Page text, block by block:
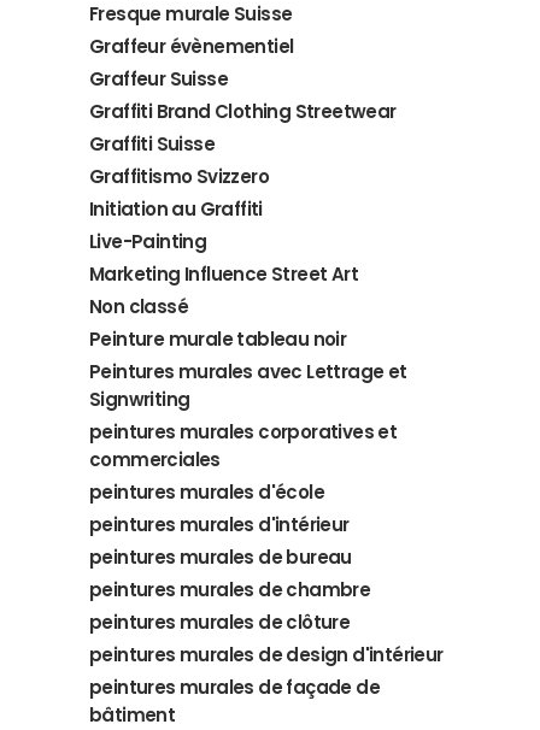
Fresque murale Suisse
Graffeur évènementiel
Graffeur Suisse
Graffiti Brand Clothing Streetwear
Graffiti Suisse
Graffitismo Svizzero
Initiation au Graffiti
Live-Painting
Marketing Influence Street Art
Non classé
Peinture murale tableau noir
Peintures murales avec Lettrage et
Signwriting
peintures murales corporatives et
commerciales
peintures murales d'école
peintures murales d'intérieur
peintures murales de bureau
peintures murales de chambre
peintures murales de clôture
peintures murales de design d'intérieur
peintures murales de façade de
bâtiment